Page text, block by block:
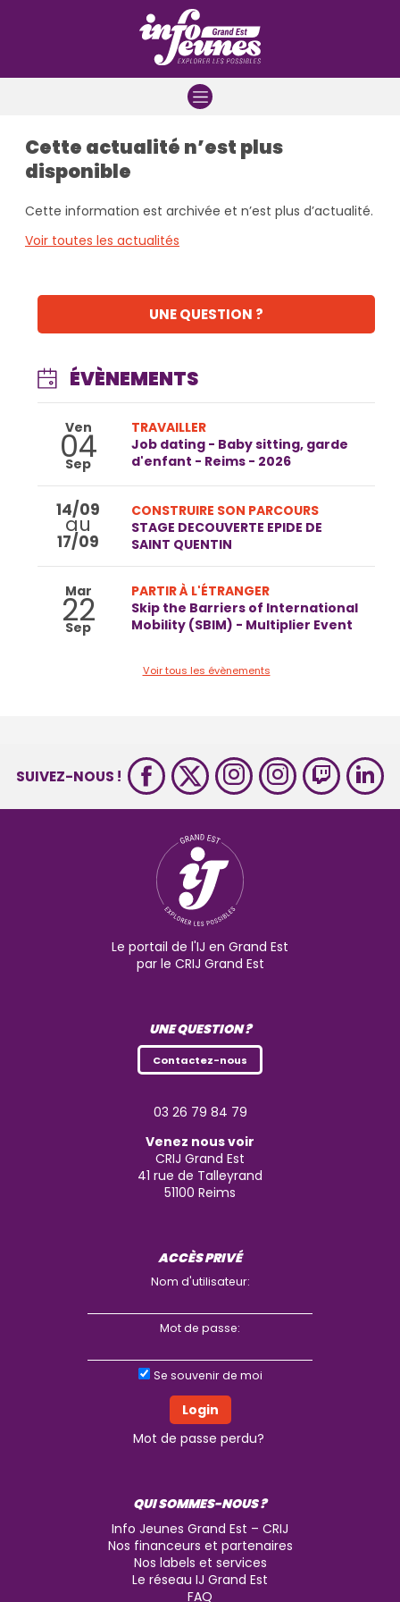
Cette actualité n’est plus
disponible
Cette information est archivée et n’est plus d’actualité.
Voir toutes les actualités
UNE QUESTION ?
ÉVÈNEMENTS
Ven
04
Sep
TRAVAILLER
Job dating - Baby sitting, garde
d'enfant - Reims - 2026
14/09
au
17/09
CONSTRUIRE SON PARCOURS
STAGE DECOUVERTE EPIDE DE
SAINT QUENTIN
Mar
22
Sep
PARTIR À L'ÉTRANGER
Skip the Barriers of International
Mobility (SBIM) - Multiplier Event
Voir tous les évènements
SUIVEZ-NOUS !
Le portail de l'IJ en Grand Est
par le CRIJ Grand Est
UNE QUESTION ?
Contactez-nous
03 26 79 84 79
Venez nous voir
CRIJ Grand Est
41 rue de Talleyrand
51100 Reims
ACCÈS PRIVÉ
Nom d'utilisateur:
Mot de passe:
Se souvenir de moi
Mot de passe perdu?
QUI SOMMES-NOUS ?
Info Jeunes Grand Est – CRIJ
Nos financeurs et partenaires
Nos labels et services
Le réseau IJ Grand Est
FAQ